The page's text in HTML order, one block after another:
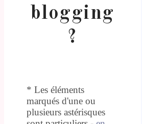
blogging
?
* Les éléments
marqués d'une ou
plusieurs astérisques